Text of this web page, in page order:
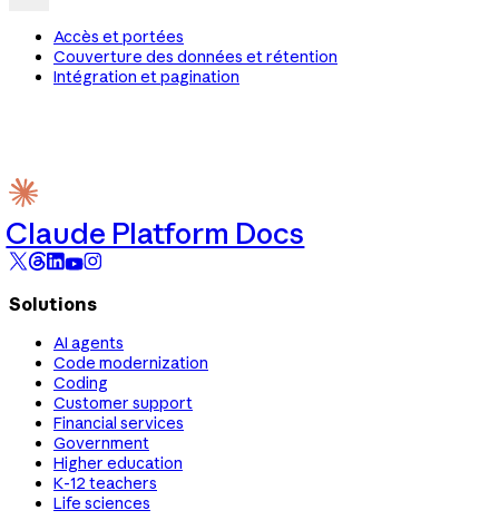
Accès et portées
Couverture des données et rétention
Intégration et pagination
Claude Platform Docs
Solutions
AI agents
Code modernization
Coding
Customer support
Financial services
Government
Higher education
K-12 teachers
Life sciences